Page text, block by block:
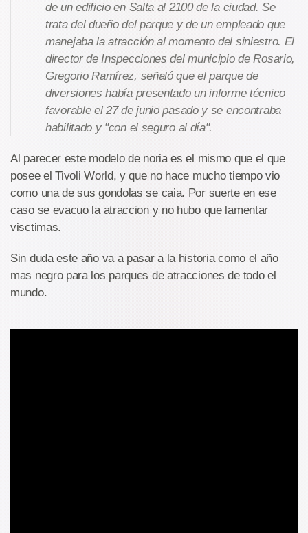
de un edificio en Salta al 2100 de la ciudad. Se
trata del dueño del parque y de un empleado que
manejaba la atracción al momento del siniestro. El
director de Inspecciones del municipio de Rosario,
Gregorio Ramírez, señaló que el parque de
diversiones había presentado un informe técnico
favorable el 27 de junio pasado y se encontraba
habilitado y "con el seguro al día".
Al parecer este modelo de noria es el mismo que el que
posee el Tivoli World, y que no hace mucho tiempo vio
como una de sus gondolas se caia. Por suerte en ese
caso se evacuo la atraccion y no hubo que lamentar
visctimas.
Sin duda este año va a pasar a la historia como el año
mas negro para los parques de atracciones de todo el
mundo.